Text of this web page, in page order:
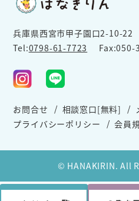
兵庫県西宮市甲子園口2-10-22
Tel:0798-61-7723 Fax:050-
お問合せ 相談窓口[無料]
プライバシーポリシー
会員
© HANAKIRIN. All